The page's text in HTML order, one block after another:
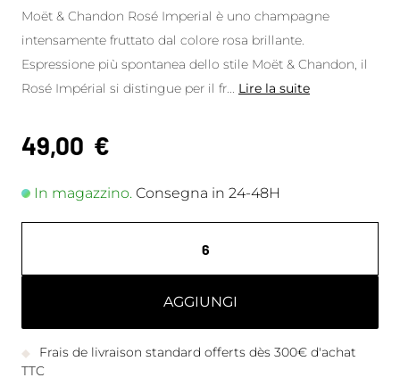
Moët & Chandon Rosé Imperial è uno champagne
intensamente fruttato dal colore rosa brillante.
Espressione più spontanea dello stile Moët & Chandon, il
Rosé Impérial si distingue per il fr
Lire la suite
49,00 €
In magazzino. Consegna in 24-48H
AGGIUNGI
Frais de livraison standard offerts dès 300€ d'achat
TTC